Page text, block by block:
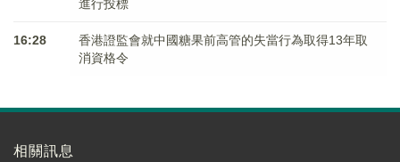
進行投標
16:28
香港證監會就中國糖果前高管的失當行為取得13年取
消資格令
相關訊息